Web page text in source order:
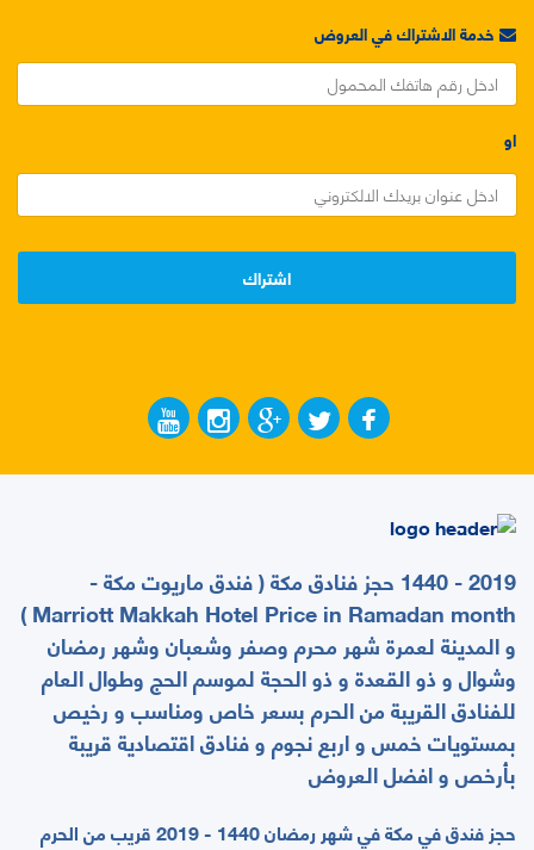
خدمة الاشتراك في العروض
او
2019 - 1440 حجز فنادق مكة ( فندق ماريوت مكة -
Marriott Makkah Hotel Price in Ramadan month )
و المدينة لعمرة شهر محرم وصفر وشعبان وشهر رمضان
وشوال و ذو القعدة و ذو الحجة لموسم الحج وطوال العام
للفنادق القريبة من الحرم بسعر خاص ومناسب و رخيص
بمستويات خمس و اربع نجوم و فنادق اقتصادية قريبة
بأرخص و افضل العروض
حجز فندق في مكة في شهر رمضان 1440 - 2019 قريب من الحرم